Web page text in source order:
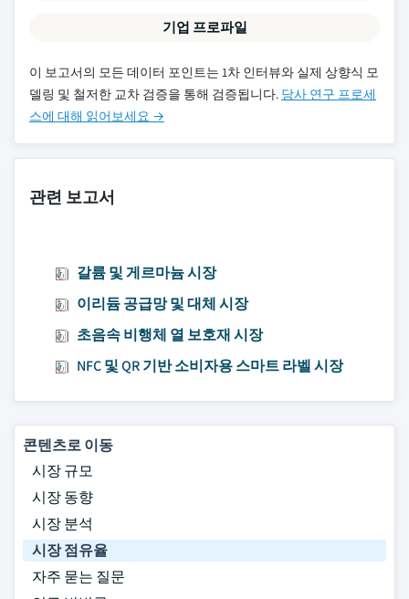
기업 프로파일
이 보고서의 모든 데이터 포인트는 1차 인터뷰와 실제 상향식 모
델링 및 철저한 교차 검증을 통해 검증됩니다. 당사 연구 프로세
스에 대해 읽어보세요 →
관련 보고서
갈륨 및 게르마늄 시장
이리듐 공급망 및 대체 시장
초음속 비행체 열 보호재 시장
NFC 및 QR 기반 소비자용 스마트 라벨 시장
콘텐츠로 이동
시장 규모
시장 동향
시장 분석
시장 점유율
자주 묻는 질문